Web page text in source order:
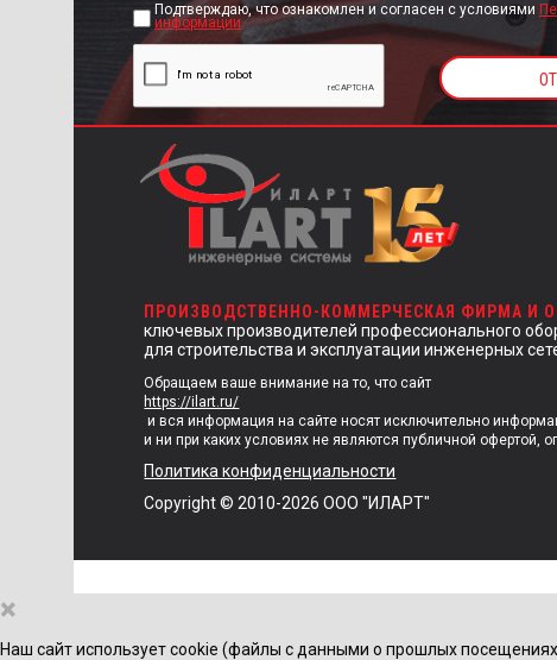
Подтверждаю, что ознакомлен и согласен с условиями
информации
ПРОИЗВОДСТВЕННО-КОММЕРЧЕСКАЯ ФИРМА И
ключевых производителей профессионального
для строительства и эксплуатации инженерных
Обращаем ваше внимание на то, что сайт
https://ilart.ru/
и вся информация на сайте носят исключительно
и ни при каких условиях не являются публичной
Политика конфиденциальности
Copyright © 2010-2026 ООО "ИЛАРТ"
×
Наш сайт использует cookie (файлы с данными о прошлых